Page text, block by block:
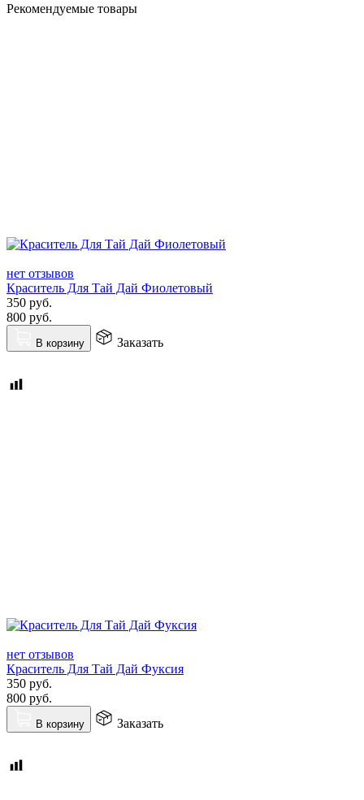
Рекомендуемые товары
нет отзывов
Краситель Для Тай Дай Фиолетовый
350 руб.
800 руб.
В корзину Заказать
нет отзывов
Краситель Для Тай Дай Фуксия
350 руб.
800 руб.
В корзину Заказать